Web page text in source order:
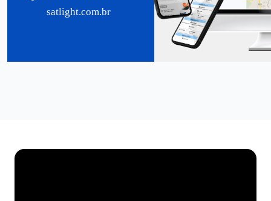
satlight.com.br